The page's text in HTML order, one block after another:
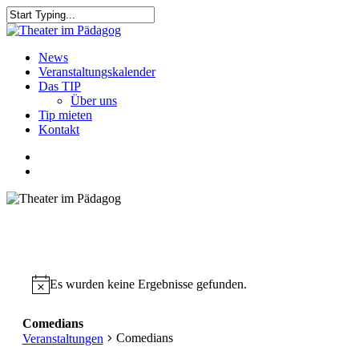
Skip
to
content
Close
search
Menu
News
Veranstaltungskalender
Das TIP
Über uns
Tip mieten
Kontakt
Es wurden keine Ergebnisse gefunden.
Comedians
Veranstaltungen
Comedians